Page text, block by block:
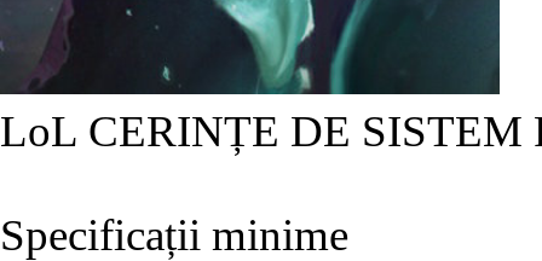
LoL CERINȚE DE SISTEM
Specificații minime